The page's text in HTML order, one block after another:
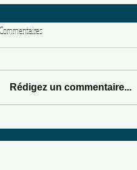
Commentaires
Rédigez un commentaire...